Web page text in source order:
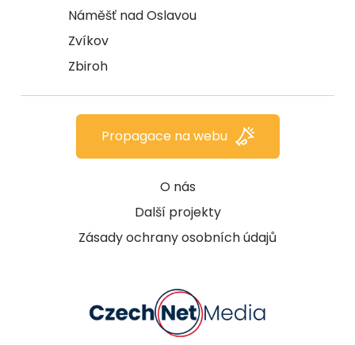
Náměšť nad Oslavou
Zvíkov
Zbiroh
O nás
Další projekty
Zásady ochrany osobních údajů
Propagace na webu